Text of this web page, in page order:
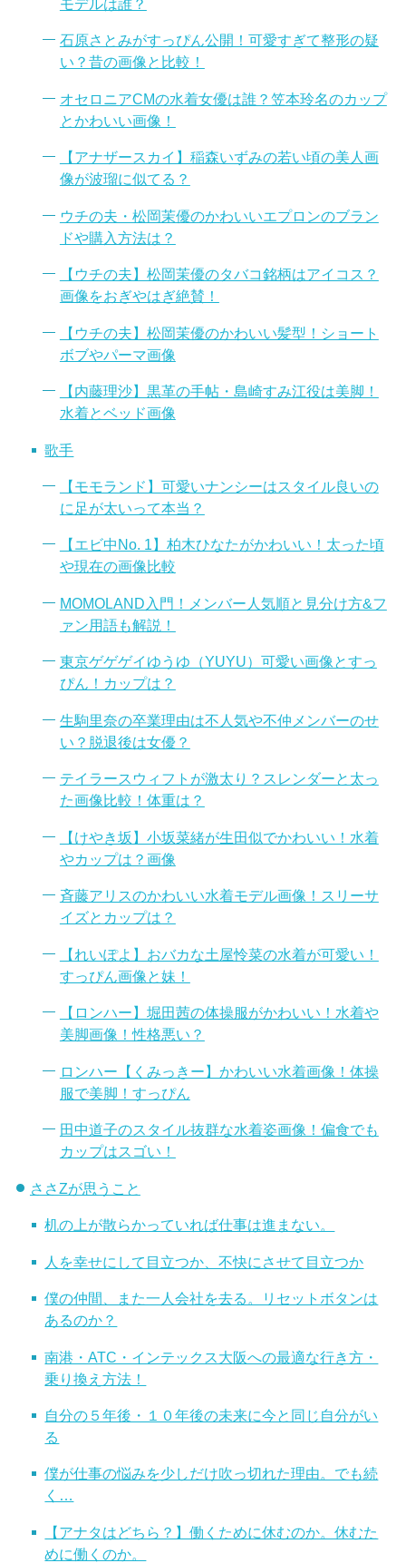
モデルは誰？
石原さとみがすっぴん公開！可愛すぎて整形の疑
い？昔の画像と比較！
オセロニアCMの水着女優は誰？笠本玲名のカップ
とかわいい画像！
【アナザースカイ】稲森いずみの若い頃の美人画
像が波瑠に似てる？
ウチの夫・松岡茉優のかわいいエプロンのブラン
ドや購入方法は？
【ウチの夫】松岡茉優のタバコ銘柄はアイコス？
画像をおぎやはぎ絶賛！
【ウチの夫】松岡茉優のかわいい髪型！ショート
ボブやパーマ画像
【内藤理沙】黒革の手帖・島崎すみ江役は美脚！
水着とベッド画像
歌手
【モモランド】可愛いナンシーはスタイル良いの
に足が太いって本当？
【エビ中No. 1】柏木ひなたがかわいい！太った頃
や現在の画像比較
MOMOLAND入門！メンバー人気順と見分け方&フ
ァン用語も解説！
東京ゲゲゲイゆうゆ（YUYU）可愛い画像とすっ
ぴん！カップは？
生駒里奈の卒業理由は不人気や不仲メンバーのせ
い？脱退後は女優？
テイラースウィフトが激太り？スレンダーと太っ
た画像比較！体重は？
【けやき坂】小坂菜緒が生田似でかわいい！水着
やカップは？画像
斉藤アリスのかわいい水着モデル画像！スリーサ
イズとカップは？
【れいぽよ】おバカな土屋怜菜の水着が可愛い！
すっぴん画像と妹！
【ロンハー】堀田茜の体操服がかわいい！水着や
美脚画像！性格悪い？
ロンハー【くみっきー】かわいい水着画像！体操
服で美脚！すっぴん
田中道子のスタイル抜群な水着姿画像！偏食でも
カップはスゴい！
ささZが思うこと
机の上が散らかっていれば仕事は進まない。
人を幸せにして目立つか、不快にさせて目立つか
僕の仲間、また一人会社を去る。リセットボタンは
あるのか？
南港・ATC・インテックス大阪への最適な行き方・
乗り換え方法！
自分の５年後・１０年後の未来に今と同じ自分がい
る
僕が仕事の悩みを少しだけ吹っ切れた理由。でも続
く…
【アナタはどちら？】働くために休むのか。休むた
めに働くのか。